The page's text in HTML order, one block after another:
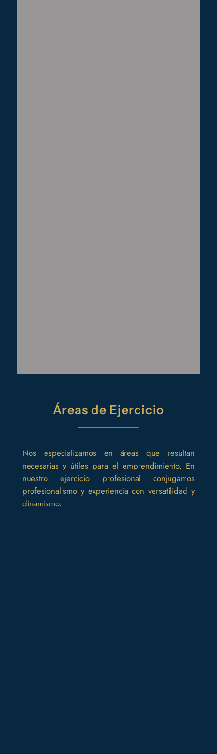
Áreas de Ejercicio
Nos especializamos en áreas que resultan
necesarias y útiles para el emprendimiento. En
nuestro ejercicio profesional conjugamos
profesionalismo y experiencia con versatilidad y
dinamismo.